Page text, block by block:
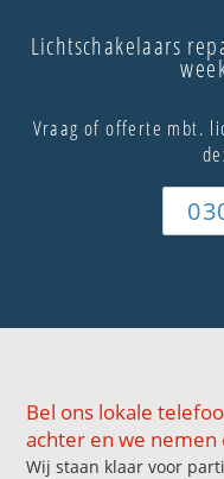
Lichtschakelaars
Vraag of offerte mbt.
Bel ons lokale
achter en we
Wij staan klaar voor